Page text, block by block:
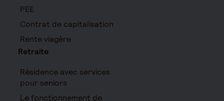
PEE
Contrat de capitalisation
Rente viagère
Retraite
Résidence avec services
pour seniors
Le fonctionnement de